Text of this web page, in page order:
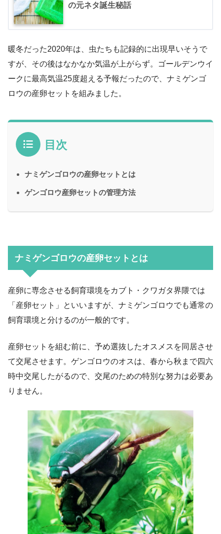
の元ネタ誕生秘話
暖冬だった2020年は、虫たちも記録的に出現早いそうで
すが、その後はなかなか気温が上がらず。ゴールデンウイ
ークに最高気温25度超える予報だったので、ナミゲンゴ
ロウの産卵セットを組みました。
目次
ナミゲンゴロウの産卵セットとは
ゲンゴロウ産卵セットの管理方法
ナミゲンゴロウの産卵セットとは
産卵に専念させる飼育環境をカブト・クワガタ界隈では
「産卵セット」といいますが、ナミゲンゴロウでも通常の
飼育環境と分けるのが一般的です。
産卵セットを組む前に、予め選抜したオスメスを同居させ
て交尾させます。ゲンゴロウのオスは、春から秋まで四六
時中交尾したがるので、交尾のための特別な努力は必要あ
りません。